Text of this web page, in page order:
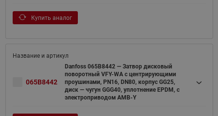
Купить аналог
065B8442
Danfoss 065B8442 — Затвор дисковый
поворотный VFY-WA с центрирующими
проушинами, PN16, DN80, корпус GG25,
диск — чугун GGG40, уплотнение EPDM, с
электроприводом AMB-Y